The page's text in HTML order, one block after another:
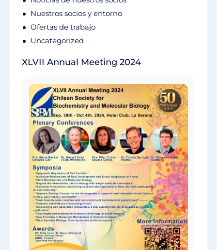
Nuestros socios y entorno
Ofertas de trabajo
Uncategorized
XLVII Annual Meeting 2024